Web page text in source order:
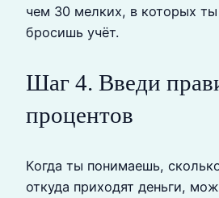
чем 30 мелких, в которых ты
бросишь учёт.
Шаг 4. Введи
процентов
Когда ты понимаешь,
откуда приходят деньги,